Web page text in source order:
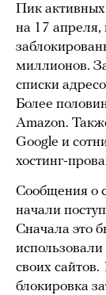
Пик
на 17 апреля,
миллионов.
списки
Более
Amazon.
Google и
хостинг-
Сообщения о
начали
Сначала это
своих сайтов.
блокировка